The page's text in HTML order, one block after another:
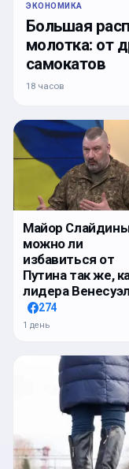
ЭКОНОМИКА
Большая
молотка: от
самокатов
18 часов
Майор
можно ли
избавиться от
Путина так же,
лидера
274
1 день